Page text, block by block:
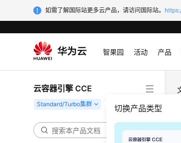
如需了解国际站更多云产品，请访问国际站。
智果园 活动 产品
云容器引擎 CCE
切换产品类型